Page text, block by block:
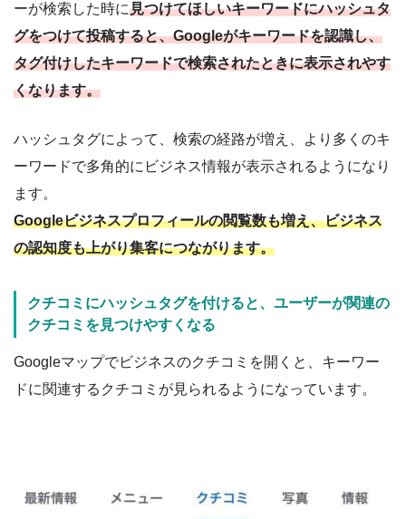
ーが検索した時に見つけてほしいキーワードにハッシュタ
グをつけて投稿すると、Googleがキーワードを認識し、
タグ付けしたキーワードで検索されたときに表示されやす
くなります。
ハッシュタグによって、検索の経路が増え、より多くのキ
ーワードで多角的にビジネス情報が表示されるようになり
ます。
Googleビジネスプロフィールの閲覧数も増え、ビジネス
の認知度も上がり集客につながります。
クチコミにハッシュタグを付けると、ユーザーが関連の
クチコミを見つけやすくなる
Googleマップでビジネスのクチコミを開くと、キーワー
ドに関連するクチコミが見られるようになっています。